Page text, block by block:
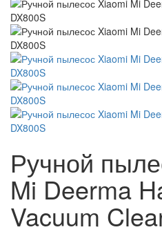
Ручной
Mi Deerma
Vacuum